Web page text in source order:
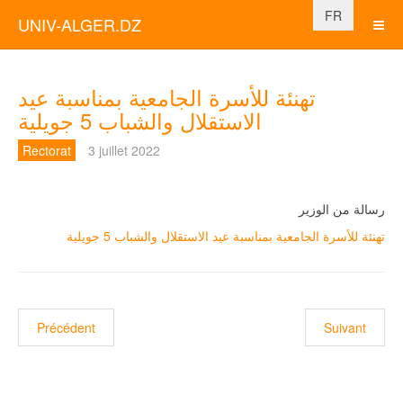
UNIV-ALGER.DZ
Sélectionnez
FR
تهنئة للأسرة الجامعية بمناسبة عيد
الاستقلال والشباب 5 جويلية
Rectorat 3 juillet 2022
رسالة من الوزير
تهنئة للأسرة الجامعية بمناسبة عيد الاستقلال والشباب 5 جويلية
Article précédent : تهنئة الوزير بمناسبة العيد الأضحى المبارك Précédent Suivant